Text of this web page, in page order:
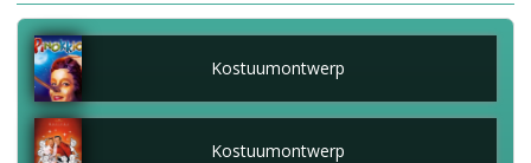
Kostuumontwerp
Kostuumontwerp